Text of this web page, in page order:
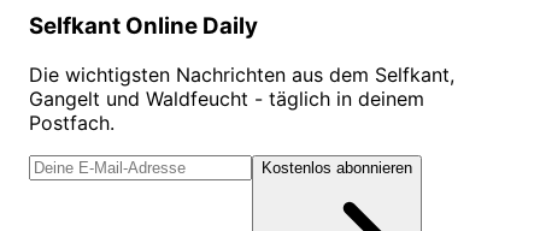
Selfkant Online Daily
Die wichtigsten Nachrichten aus dem Selfkant,
Gangelt und Waldfeucht - täglich in deinem
Postfach.
Kostenlos abonnieren